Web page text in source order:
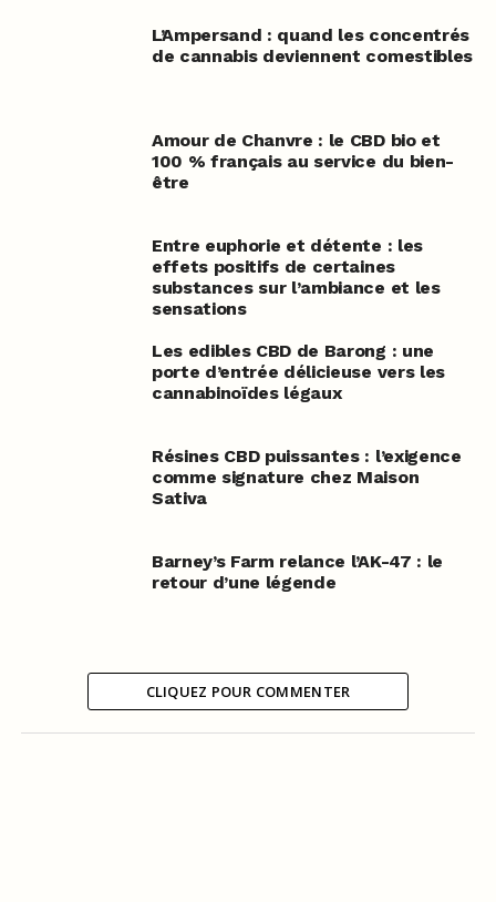
L’Ampersand : quand les concentrés
de cannabis deviennent comestibles
Amour de Chanvre : le CBD bio et
100 % français au service du bien-
être
Entre euphorie et détente : les
effets positifs de certaines
substances sur l’ambiance et les
sensations
Les edibles CBD de Barong : une
porte d’entrée délicieuse vers les
cannabinoïdes légaux
Résines CBD puissantes : l’exigence
comme signature chez Maison
Sativa
Barney’s Farm relance l’AK-47 : le
retour d’une légende
CLIQUEZ POUR COMMENTER